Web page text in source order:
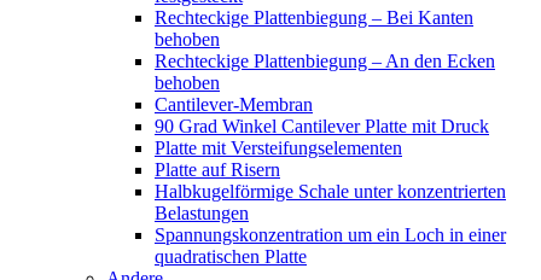
Rechteckige Plattenbiegung – Bei Kanten
behoben
Rechteckige Plattenbiegung – An den Ecken
behoben
Cantilever-Membran
90 Grad Winkel Cantilever Platte mit Druck
Platte mit Versteifungselementen
Platte auf Risern
Halbkugelförmige Schale unter konzentrierten
Belastungen
Spannungskonzentration um ein Loch in einer
quadratischen Platte